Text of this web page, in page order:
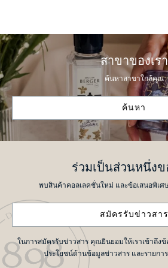
สาขาของเรา
ค้นหาสาขาใกล้คุณ
ค้นหา
ร่วมเป็นส่วนหนึ่งข
พบสินค้าคอลเลคชั่นใหม่ และข้อเสนอพิเศ
สมัครรับข่าวสาร
ในการสมัครรับข่าวสาร คุณยินยอมให้เราเข้าถึง
ประโยชน์ด้านข้อมูลข่าวสาร และรายการ